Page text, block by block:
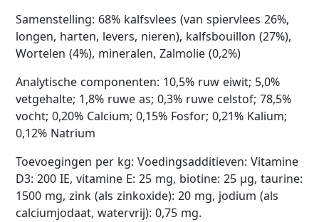
Samenstelling: 68% kalfsvlees (van spiervlees 26%,
longen, harten, levers, nieren), kalfsbouillon (27%),
Wortelen (4%), mineralen, Zalmolie (0,2%)
Analytische componenten: 10,5% ruw eiwit; 5,0%
vetgehalte; 1,8% ruwe as; 0,3% ruwe celstof; 78,5%
vocht; 0,20% Calcium; 0,15% Fosfor; 0,21% Kalium;
0,12% Natrium
Toevoegingen per kg: Voedingsadditieven: Vitamine
D3: 200 IE, vitamine E: 25 mg, biotine: 25 µg, taurine:
1500 mg, zink (als zinkoxide): 20 mg, jodium (als
calciumjodaat, watervrij): 0,75 mg.